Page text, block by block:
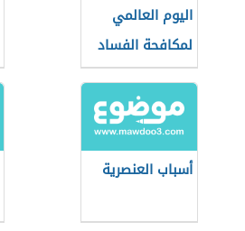
اليوم العالمي
لمكافحة الفساد
أسباب العنصرية